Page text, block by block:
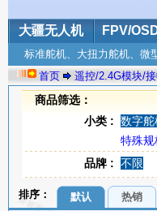
大疆无人机 FPV/
标准舵机、大扭力舵机、微
首页
遥控/2.4G模块/
商品筛选：
小类 : 数字舵
特殊
品牌 : 不限
排序： 默认 热销